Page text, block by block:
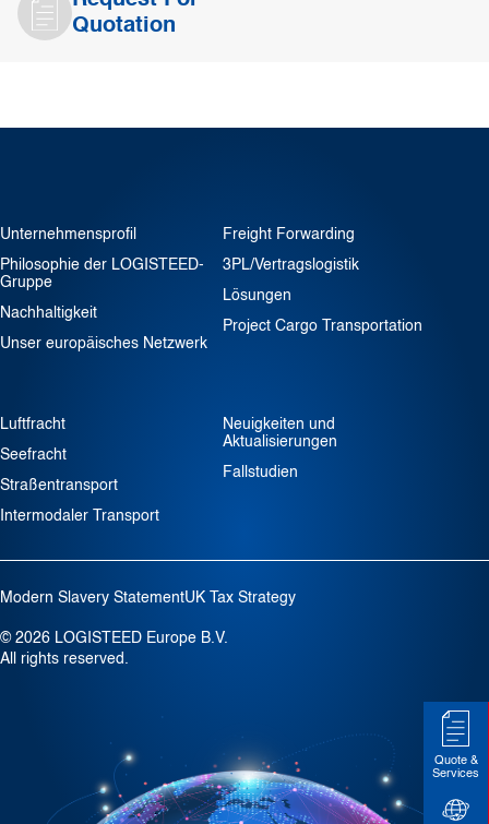
Quotation
Unternehmensprofil
Philosophie der LOGISTEED-
Gruppe
Nachhaltigkeit
Unser europäisches Netzwerk
Freight Forwarding
3PL/Vertragslogistik
Lösungen
Project Cargo Transportation
Luftfracht
Seefracht
Straßentransport
Intermodaler Transport
Neuigkeiten und
Aktualisierungen
Fallstudien
© 2026 LOGISTEED Europe B.V.
All rights reserved.
Modern Slavery StatementUK Tax Strategy
Quote &
Services